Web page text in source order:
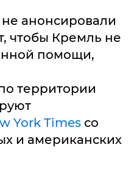
анонсировали
чтобы Кремль не
помощи,
территории
York Times со
и американских